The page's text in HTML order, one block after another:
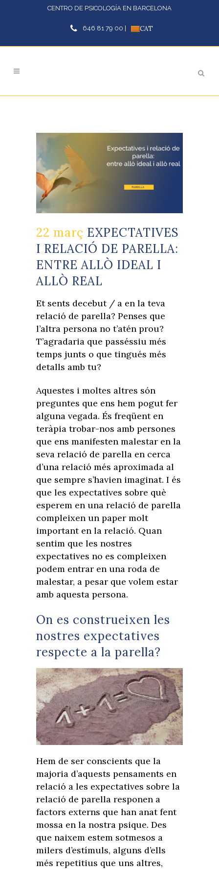
CENTRO DE PSICOLOGÍA EN BARCELONA
646 81 79 00 | CAT
22 març EXPECTATIVES
I RELACIÓ DE PARELLA:
ENTRE ALLÒ IDEAL I
ALLÒ REAL
Et sents decebut / a en la teva
relació de parella? Penses que
l’altra persona no t’atén prou?
T’agradaria que passéssiu més
temps junts o que tingués més
detalls amb tu?
Aquestes i moltes altres són
preguntes que ens hem pogut fer
alguna vegada. És freqüent en
teràpia trobar-nos amb persones
que ens manifesten malestar en la
seva relació de parella en cerca
d’una relació més aproximada al
que sempre s’havien imaginat. I és
que les expectatives sobre què
esperem en una relació de parella
compleixen un paper molt
important en la relació. Quan
sentim que les nostres
expectatives no es compleixen
podem entrar en una roda de
malestar, a pesar que volem estar
amb aquesta persona.
On es construeixen les
nostres expectatives
respecte a la parella?
Hem de ser conscients que la
majoria d’aquests pensaments en
relació a les expectatives sobre la
relació de parella responen a
factors externs que han anat fent
mossa en la nostra psique. Des
que naixem estem sotmesos a
milers d’estímuls, alguns d’ells
més repetitius que uns altres,